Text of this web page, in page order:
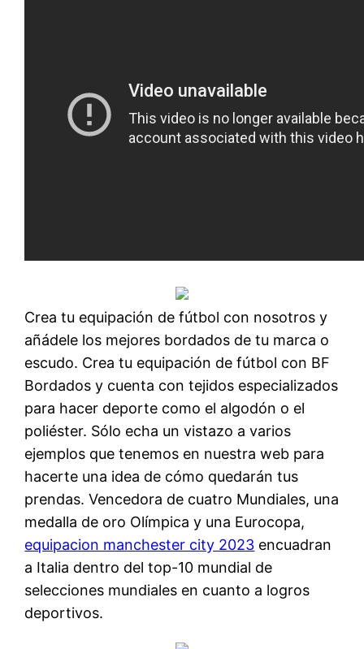
Crea tu equipación de fútbol con nosotros y
añádele los mejores bordados de tu marca o
escudo. Crea tu equipación de fútbol con BF
Bordados y cuenta con tejidos especializados
para hacer deporte como el algodón o el
poliéster. Sólo echa un vistazo a varios
ejemplos que tenemos en nuestra web para
hacerte una idea de cómo quedarán tus
prendas. Vencedora de cuatro Mundiales, una
medalla de oro Olímpica y una Eurocopa,
equipacion manchester city 2023 encuadran
a Italia dentro del top-10 mundial de
selecciones mundiales en cuanto a logros
deportivos.